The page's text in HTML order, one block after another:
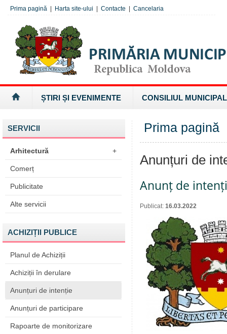
Prima pagină Harta site-ului Contacte Cancelaria
ȘTIRI ȘI EVENIMENTE CONSILIUL MUNICIPAL
SERVICII
Arhitectură +
Comerț
Publicitate
Alte servicii
ACHIZIȚII PUBLICE
Planul de Achiziții
Achiziții în derulare
Anunțuri de intenție
Anunțuri de participare
Rapoarte de monitorizare
Prima pagină
Anunțuri de
Anunț de
Publicat: 16.03.2022